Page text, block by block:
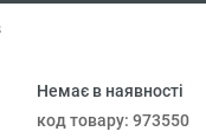
SALE
Немає в наявності
код товару: 973550